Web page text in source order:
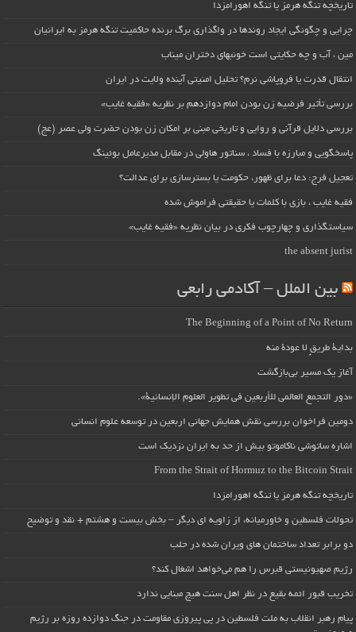
تاریخچه تنگه هرمز یا تنگه اهورامزدا
چرایی و چگونگی ایجاد روندها در واگذاری برگ برنده حاکمیت تنگه هرمز به ایرانیان
مین ، آب و چه حکایتی است خونبهای دختران میناب
انتقال قدرت یا فروپاشی نرم؟ تحلیل امنیتی آینده ولایت در ایران
بررسی تأثیر فرضیه زن بودن امام دوازدهم بر نظریه «فقیه غایب»
بررسی دلایل قرآنی و روایی و تاریخی مبنی بر امکان زن بودن حضرت ولی عصر (عج)
پاسخگویی و مبارزه با فساد ، سناتور هاولی در مقابل مدیرعامل بوئینگ
تعجیل فرج: دعا برای ظهور، حکومت یا بسترسازی برای عدالت؟
فقیه غایب ، بازی با کلمات یا حقیقتی فراموش شده
سیاستگذاری و چهارچوب فکری در بیان نظریه «فقیه غایب»
the absent jurist
بین الملل – آکادمی رابعی
The Beginning of a Point of No Return
بداية طريقٍ لا عودة منه
آغاز یک مسیر بی‌بازگشت
«دور التجمع العالمي للأربعين في تطوير العلوم الإنسانية».
دومین فراخوان بررسی نقش همایش جهانی اربعین در توسعه علوم انسانی
اشاره ساتوشی ناکاموتو بیش از حد به ایران نزدیک است
From the Strait of Hormuz to the Bitcoin Strait
تاریخچه تنگه هرمز یا تنگه اهورامزدا
تحولات فلسطین و خاورمیانه، از زاویه ای دیگر – بخش بیست و هشتم + نقد و توضیح
دو برابر تعداد ساختمان های ویران شده در حلب
رژیم صهیونیستی قبرس را هم می‌خواهد اشغال کند؟
تخریب قبور ائمه بقیع در نظر اهل سنت هیچ مبنایی ندارد
پیام رهبر انقلاب به ملت فلسطین در پی پیروزی مقاومت در جنگ دوازده روزه بر رژیم